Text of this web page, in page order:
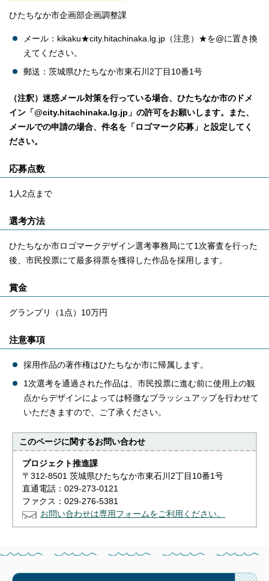
ひたちなか市企画部企画調整課
メール：kikaku★city.hitachinaka.lg.jp（注意）★を@に置き換
えてください。
郵送：茨城県ひたちなか市東石川2丁目10番1号
（注釈）迷惑メール対策を行っている場合、ひたちなか市のドメ
イン「@city.hitachinaka.lg.jp」の許可をお願いします。また、
メールでの申請の場合、件名を「ロゴマーク応募」と設定してく
ださい。
応募点数
1人2点まで
選考方法
ひたちなか市ロゴマークデザイン選考事務局にて1次審査を行った
後、市民投票にて最多得票を獲得した作品を採用します。
賞金
グランプリ（1点）10万円
注意事項
採用作品の著作権はひたちなか市に帰属します。
1次選考を通過された作品は、市民投票に進む前に使用上の観
点からデザインによっては軽微なブラッシュアップを行わせて
いただきますので、ご了承ください。
このページに関するお問い合わせ
プロジェクト推進課
〒312-8501 茨城県ひたちなか市東石川2丁目10番1号
直通電話：029-273-0121
ファクス：029-276-5381
お問い合わせは専用フォームをご利用ください。